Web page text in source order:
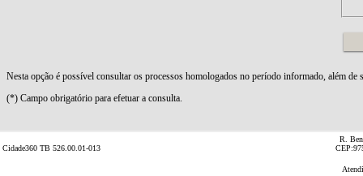
Cidade360 TB 526.00.01-013
R.